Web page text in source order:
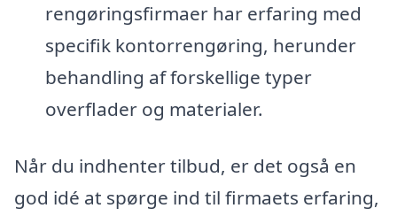
rengøringsfirmaer har erfaring med
specifik kontorrengøring, herunder
behandling af forskellige typer
overflader og materialer.
Når du indhenter tilbud, er det også en
god idé at spørge ind til firmaets erfaring,